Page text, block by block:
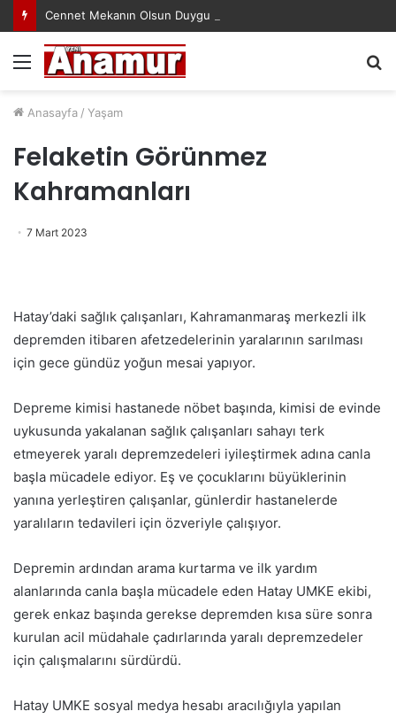
Cennet Mekanın Olsun Duygu Öksüz Canova
Menü
Anasayfa / Yaşam
Felaketin Görünmez
Kahramanları
7 Mart 2023
Hatay’daki sağlık çalışanları, Kahramanmaraş merkezli ilk
depremden itibaren afetzedelerinin yaralarının sarılması
için gece gündüz yoğun mesai yapıyor.
Depreme kimisi hastanede nöbet başında, kimisi de evinde
uykusunda yakalanan sağlık çalışanları sahayı terk
etmeyerek yaralı depremzedeleri iyileştirmek adına canla
başla mücadele ediyor. Eş ve çocuklarını büyüklerinin
yanına yerleştiren çalışanlar, günlerdir hastanelerde
yaralıların tedavileri için özveriyle çalışıyor.
Depremin ardından arama kurtarma ve ilk yardım
alanlarında canla başla mücadele eden Hatay UMKE ekibi,
gerek enkaz başında gerekse depremden kısa süre sonra
kurulan acil müdahale çadırlarında yaralı depremzedeler
için çalışmalarını sürdürdü.
Hatay UMKE sosyal medya hesabı aracılığıyla yapılan